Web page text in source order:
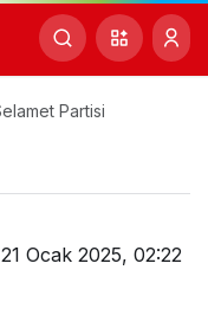
Milli Selamet Partisi
21 Ocak 2025, 02:22
0